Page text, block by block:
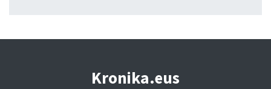
Kronika.eus